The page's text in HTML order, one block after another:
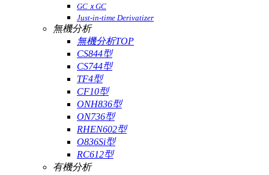
GCｘGC
Just-in-time Derivatizer
無機分析
無機分析TOP
CS844型
CS744型
TF4型
CF10型
ONH836型
ON736型
RHEN602型
O836Si型
RC612型
有機分析